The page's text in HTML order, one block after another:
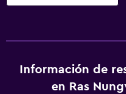
Restaurante
Bar/lounge
Información de
en Ras